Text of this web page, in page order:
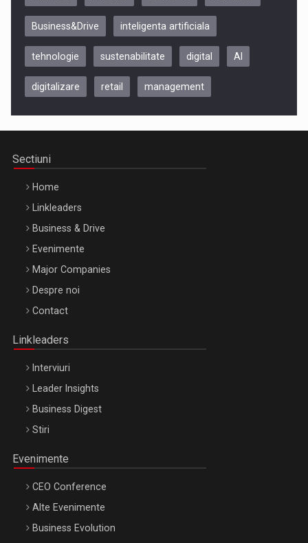
Be Inspired. Make it Happen!, CLUJ, 9 Decembrie
Be Inspired. Make it Happen!, ARTEMIS LETO, ORADEA, 8
Octombrie
Business&Drive inteligenta artificiala
tehnologie sustenabilitate digital AI
digitalizare retail management
Sectiuni
Home
Linkleaders
Business & Drive
Evenimente
Major Companies
Despre noi
Contact
Linkleaders
Interviuri
Leader Insights
Business Digest
Stiri
Evenimente
CEO Conference
Alte Evenimente
Business Evolution